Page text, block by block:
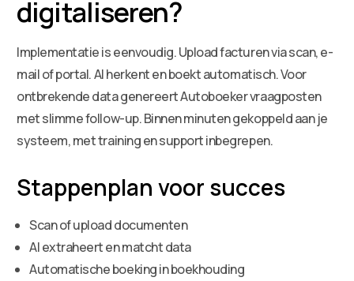
digitaliseren?
Implementatie is eenvoudig. Upload facturen via scan, e-
mail of portal. AI herkent en boekt automatisch. Voor
ontbrekende data genereert Autoboeker vraagposten
met slimme follow-up. Binnen minuten gekoppeld aan je
systeem, met training en support inbegrepen.
Stappenplan voor succes
Scan of upload documenten
AI extraheert en matcht data
Automatische boeking in boekhouding